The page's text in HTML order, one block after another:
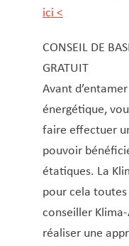
ici <
CONSEIL DE
GRATUIT
Avant
énergétique,
faire effectuer
pouvoir
étatiques. La
pour cela
conseiller
réaliser une